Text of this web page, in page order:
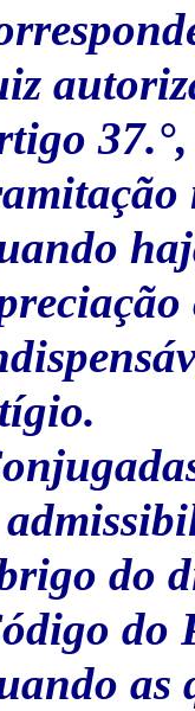
do
do
as